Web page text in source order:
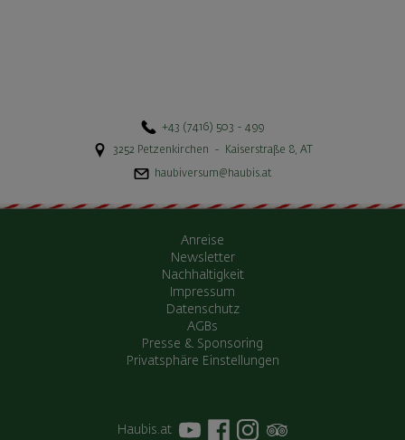
+43 (7416) 503 - 499
3252 Petzenkirchen - Kaiserstraße 8,AT
haubiversum@haubis.at
Anreise
Newsletter
Nachhaltigkeit
Impressum
Datenschutz
AGBs
Presse & Sponsoring
Privatsphäre Einstellungen
Haubis.at